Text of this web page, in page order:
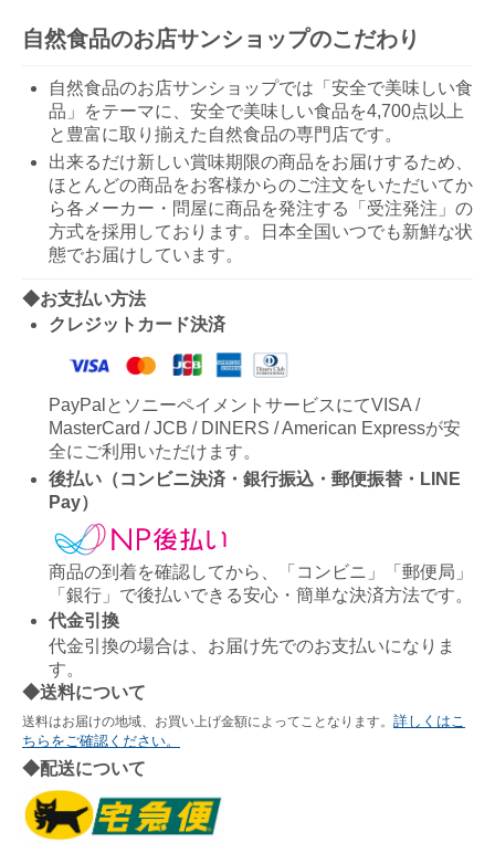
自然食品のお店サンショップのこだわり
自然食品のお店サンショップでは「安全で美味しい食
品」をテーマに、安全で美味しい食品を4,700点以上
と豊富に取り揃えた自然食品の専門店です。
出来るだけ新しい賞味期限の商品をお届けするため、
ほとんどの商品をお客様からのご注文をいただいてか
ら各メーカー・問屋に商品を発注する「受注発注」の
方式を採用しております。日本全国いつでも新鮮な状
態でお届けしています。
◆お支払い方法
クレジットカード決済
PayPalとソニーペイメントサービスにてVISA /
MasterCard / JCB / DINERS / American Expressが安
全にご利用いただけます。
後払い（コンビニ決済・銀行振込・郵便振替・LINE
Pay）
商品の到着を確認してから、「コンビニ」「郵便局」
「銀行」で後払いできる安心・簡単な決済方法です。
代金引換
代金引換の場合は、お届け先でのお支払いになりま
す。
◆送料について
送料はお届けの地域、お買い上げ金額によってことなります。 詳しくはこ
ちらをご確認ください。
◆配送について